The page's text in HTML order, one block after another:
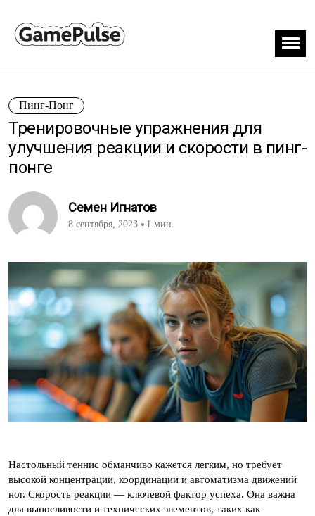
Пинг-Понг
Тренировочные упражнения для
улучшения реакции и скорости в пинг-
понге
Семен Игнатов
8 сентября, 2023 1 мин.
Настольный теннис обманчиво кажется легким, но требует
высокой концентрации, координации и автоматизма движений
ног. Скорость реакции — ключевой фактор успеха. Она важна
для выносливости и технических элементов, таких как